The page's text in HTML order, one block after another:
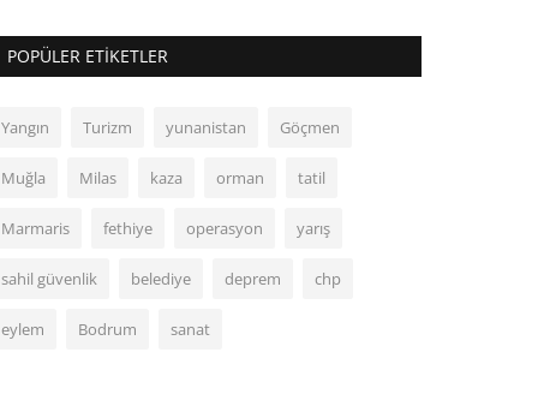
POPÜLER ETIKETLER
Yangın Turizm yunanistan Göçmen
Muğla Milas kaza orman tatil
Marmaris fethiye operasyon yarış
sahil güvenlik belediye deprem chp
eylem Bodrum sanat